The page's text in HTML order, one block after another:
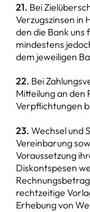
21. Bei
Verzugszinsen in
den die Bank
mindestens
dem jeweiligen
22. Bei
Mitteilung an den
Verpflichtungen
23. Wechsel und
Vereinbarung
Voraussetzung
Diskontspesen
rechtzeitige
Erhebung von